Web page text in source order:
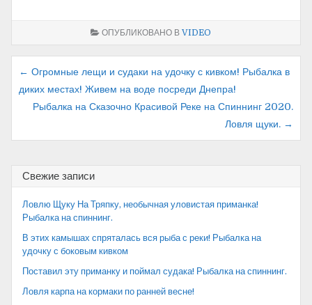
ОПУБЛИКОВАНО В VIDEO
Навигация
по
← Огромные лещи и судаки на удочку с кивком! Рыбалка в
диких местах! Живем на воде посреди Днепра!
Рыбалка на Сказочно Красивой Реке на Спиннинг 2020.
Ловля щуки. →
Свежие записи
Ловлю Щуку На Тряпку, необычная уловистая приманка!
Рыбалка на спиннинг.
В этих камышах спряталась вся рыба с реки! Рыбалка на
удочку с боковым кивком
Поставил эту приманку и поймал судака! Рыбалка на спиннинг.
Ловля карпа на кормаки по ранней весне!